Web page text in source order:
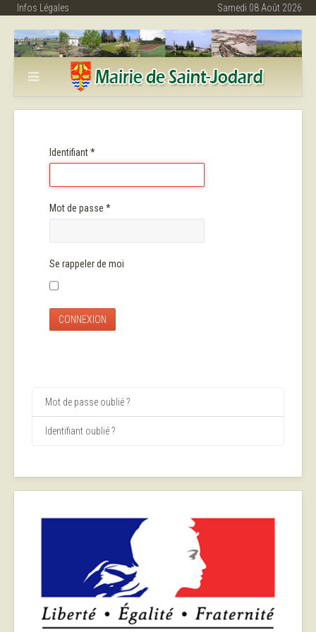
Infos Légales Samedi 08 Août 2026
Identifiant*
Mot de passe *
Se rappeler de moi
CONNEXION
Mot de passe oublié ?
Identifiant oublié ?